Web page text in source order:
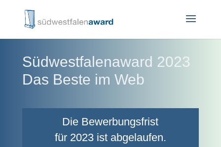
Südwestfalenaward 2023
Das Beste im Web
Die Bewerbungsfrist
für 2023 ist abgelaufen.